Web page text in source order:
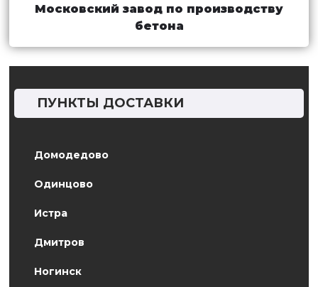
ПУНКТЫ ДОСТАВКИ
Домодедово
Одинцово
Истра
Дмитров
Ногинск
Московский завод по производству
бетона